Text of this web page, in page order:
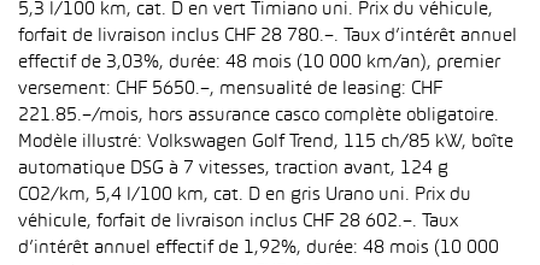
5,3 l/100 km, cat. D en vert Timiano uni. Prix du véhicule,
forfait de livraison inclus CHF 28 780.–. Taux d’intérêt annuel
effectif de 3,03%, durée: 48 mois (10 000 km/an), premier
versement: CHF 5650.–, mensualité de leasing: CHF
221.85.–/mois, hors assurance casco complète obligatoire.
Modèle illustré: Volkswagen Golf Trend, 115 ch/85 kW, boîte
automatique DSG à 7 vitesses, traction avant, 124 g
CO2/km, 5,4 l/100 km, cat. D en gris Urano uni. Prix du
véhicule, forfait de livraison inclus CHF 28 602.–. Taux
d’intérêt annuel effectif de 1,92%, durée: 48 mois (10 000